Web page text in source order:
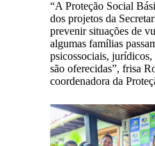
“A Proteção Social
dos projetos da
prevenir situações de
algumas famílias
psicossociais,
são oferecidas”, frisa
coordenadora da